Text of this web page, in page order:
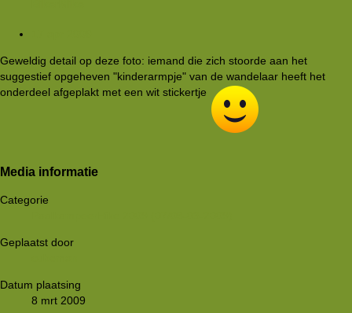
Geweldig detail op deze foto: iemand die zich stoorde aan het
suggestief opgeheven "kinderarmpje" van de wandelaar heeft het
onderdeel afgeplakt met een wit stickertje
Media informatie
Categorie
Geplaatst door
Datum plaatsing
8 mrt 2009